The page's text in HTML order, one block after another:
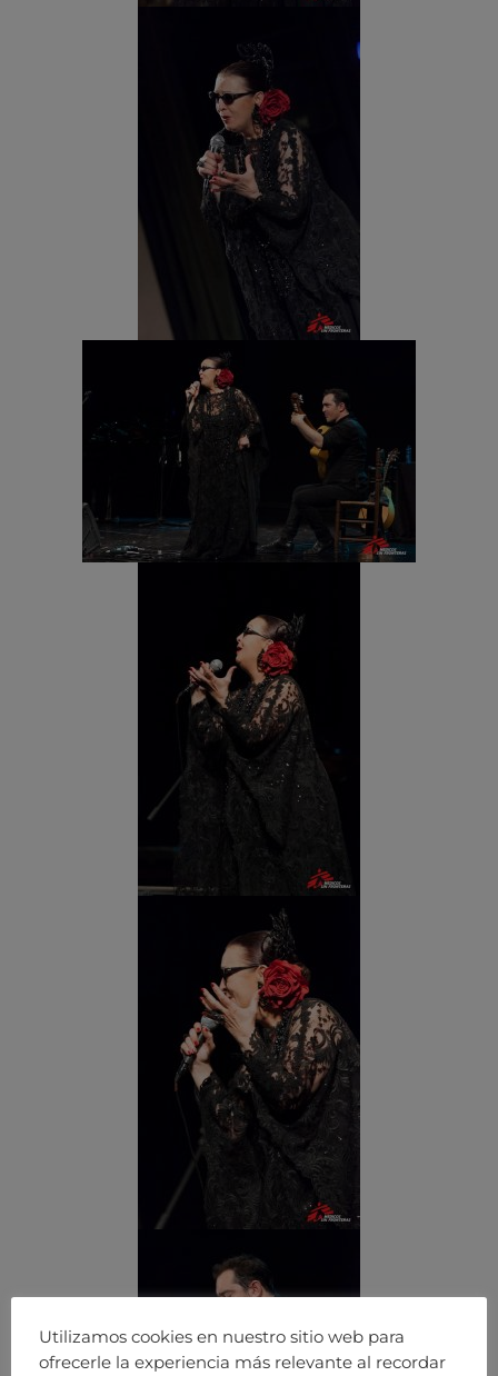
Utilizamos cookies en nuestro sitio web para
ofrecerle la experiencia más relevante al recordar